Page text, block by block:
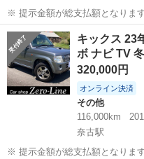
※ 提示金額が総支払額となりま
まず支払い能力がない、約束を
らない質問、値引き交渉をされ
ださい。もしされた場合はブロ
山口 萩市 奈古駅
キックス 23
ボ ナビ TV
320,000円
オンライン決済
その他
116,000km
奈古駅
※ 提示金額が総支払額となりま